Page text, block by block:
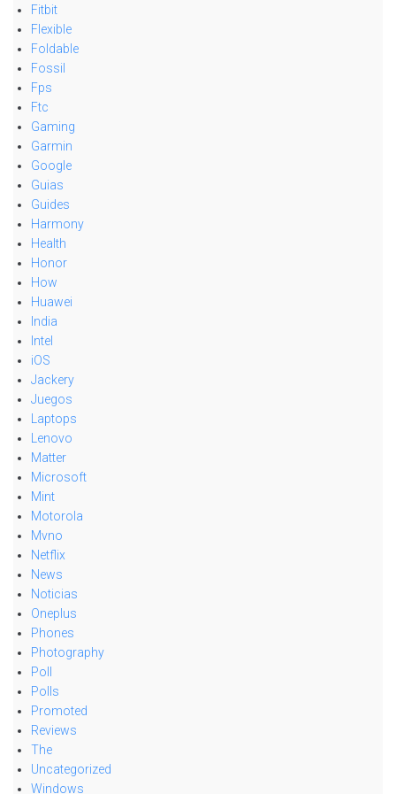
Fitbit
Flexible
Foldable
Fossil
Fps
Ftc
Gaming
Garmin
Google
Guias
Guides
Harmony
Health
Honor
How
Huawei
India
Intel
iOS
Jackery
Juegos
Laptops
Lenovo
Matter
Microsoft
Mint
Motorola
Mvno
Netflix
News
Noticias
Oneplus
Phones
Photography
Poll
Polls
Promoted
Reviews
The
Uncategorized
Windows